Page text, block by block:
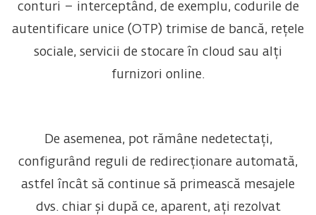
conturi – interceptând, de exemplu, codurile de
autentificare unice (OTP) trimise de bancă, rețele
sociale, servicii de stocare în cloud sau alți
furnizori online.
De asemenea, pot rămâne nedetectați,
configurând reguli de redirecționare automată,
astfel încât să continue să primească mesajele
dvs. chiar și după ce, aparent, ați rezolvat